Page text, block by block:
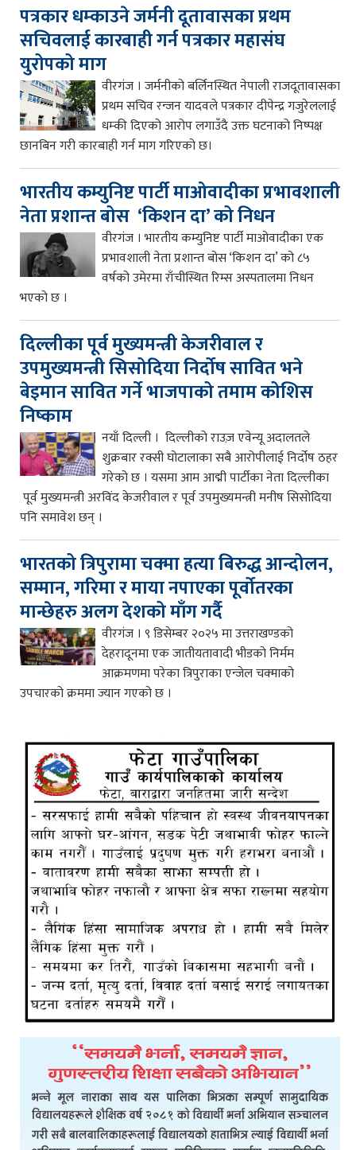
पत्रकार धम्काउने जर्मनी दूतावासका प्रथम
सचिवलाई कारबाही गर्न पत्रकार महासंघ
युरोपको माग
वीरगंज । जर्मनीको बर्लिनस्थित नेपाली राजदूतावासका
प्रथम सचिव रन्जन यादवले पत्रकार दीपेन्द्र गजुरेललाई
धम्की दिएको आरोप लगाउँदै उक्त घटनाको निष्पक्ष
छानबिन गरी कारबाही गर्न माग गरिएको छ।
भारतीय कम्युनिष्ट पार्टी माओवादीका प्रभावशाली
नेता प्रशान्त बोस ‘किशन दा’ को निधन
वीरगंज । भारतीय कम्युनिष्ट पार्टी माओवादीका एक
प्रभावशाली नेता प्रशान्त बोस ‘किशन दा’ को ८५
वर्षको उमेरमा राँचीस्थित रिम्स अस्पतालमा निधन
भएको छ ।
दिल्लीका पूर्व मुख्यमन्त्री केजरीवाल र
उपमुख्यमन्त्री सिसोदिया निर्दोष सावित भने
बेइमान सावित गर्ने भाजपाको तमाम कोशिस
निष्काम
नयाँ दिल्ली । दिल्लीको राउज़ एवेन्यू अदालतले
शुक्रबार रक्सी घोटालाका सबै आरोपीलाई निर्दोष ठहर
गरेको छ । यसमा आम आद्मी पार्टीका नेता दिल्लीका
पूर्व मुख्यमन्त्री अरविंद केजरीवाल र पूर्व उपमुख्यमन्त्री मनीष सिसोदिया
पनि समावेश छन् ।
भारतको त्रिपुरामा चक्मा हत्या बिरुद्ध आन्दोलन,
सम्मान, गरिमा र माया नपाएका पूर्वोतरका
मान्छेहरु अलग देशको माँग गर्दै
वीरगंज । ९ डिसेम्बर २०२५ मा उत्तराखण्डको
देहरादूनमा एक जातीयतावादी भीडको निर्मम
आक्रमणमा परेका त्रिपुराका एन्जेल चक्माको
उपचारको क्रममा ज्यान गएको छ ।